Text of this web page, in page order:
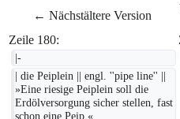
← Nächstältere Version
Zeile 180:
|-
| die Peiplein || engl. ''pipe line'' ||
»Eine riesige Peiplein soll die
Erdölversorgung sicher stellen, fast
schon eine Peip.«